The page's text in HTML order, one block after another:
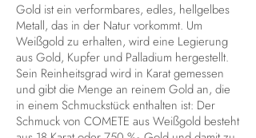
Gold ist ein verformbares, edles, hellgelbes
Metall, das in der Natur vorkommt. Um
Weißgold zu erhalten, wird eine Legierung
aus Gold, Kupfer und Palladium hergestellt.
Sein Reinheitsgrad wird in Karat gemessen
und gibt die Menge an reinem Gold an, die
in einem Schmuckstück enthalten ist: Der
Schmuck von COMETE aus Weißgold besteht